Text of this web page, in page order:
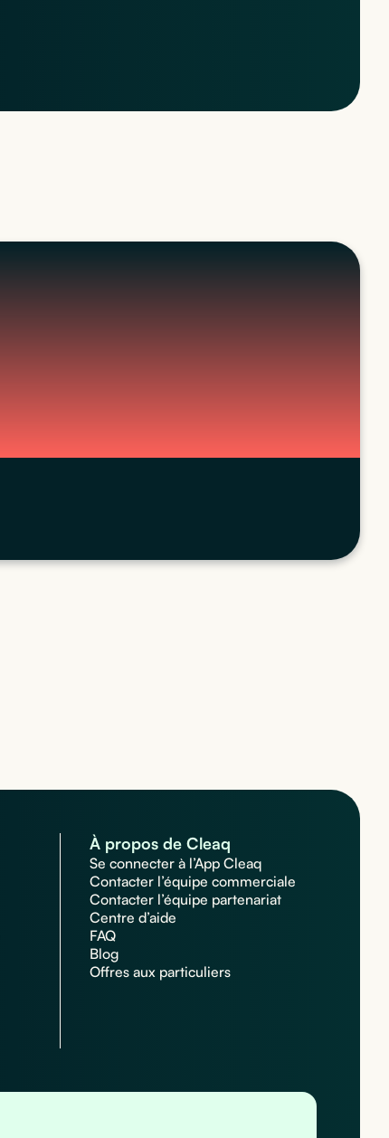
À propos de Cleaq
Se connecter à l’App Cleaq
Contacter l’équipe commerciale
Contacter l’équipe partenariat
Centre d’aide
FAQ
Blog
Offres aux particuliers